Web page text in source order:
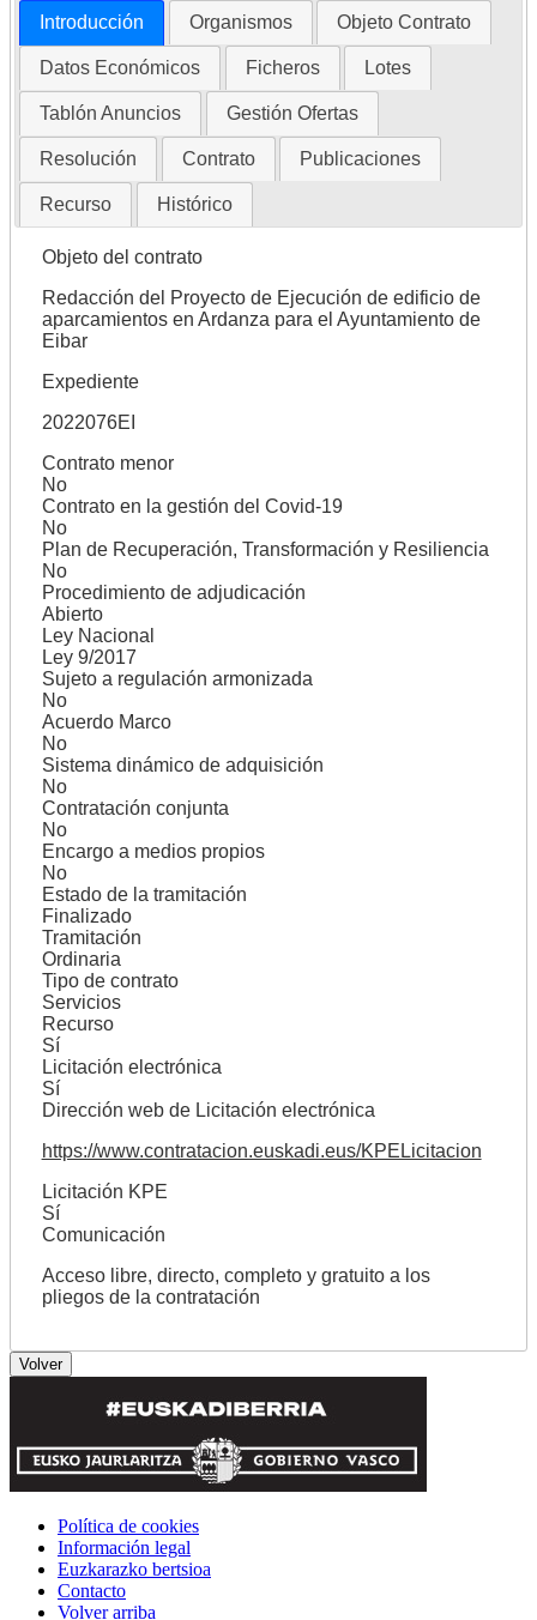
Introducción Organismos Objeto Contrato
Datos Económicos Ficheros Lotes
Tablón Anuncios Gestión Ofertas
Resolución Contrato Publicaciones
Recurso Histórico
Objeto del contrato
Redacción del Proyecto de Ejecución de edificio de
aparcamientos en Ardanza para el Ayuntamiento de
Eibar
Expediente
2022076EI
Contrato menor
No
Contrato en la gestión del Covid-19
No
Plan de Recuperación, Transformación y Resiliencia
No
Procedimiento de adjudicación
Abierto
Ley Nacional
Ley 9/2017
Sujeto a regulación armonizada
No
Acuerdo Marco
No
Sistema dinámico de adquisición
No
Contratación conjunta
No
Encargo a medios propios
No
Estado de la tramitación
Finalizado
Tramitación
Ordinaria
Tipo de contrato
Servicios
Recurso
Sí
Licitación electrónica
Sí
Dirección web de Licitación electrónica
https://www.contratacion.euskadi.eus/KPELicitacion
Licitación KPE
Sí
Comunicación
Acceso libre, directo, completo y gratuito a los
pliegos de la contratación
Política de cookies
Información legal
Euzkarazko bertsioa
Contacto
Volver arriba